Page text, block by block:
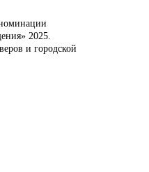
2025.
и городской